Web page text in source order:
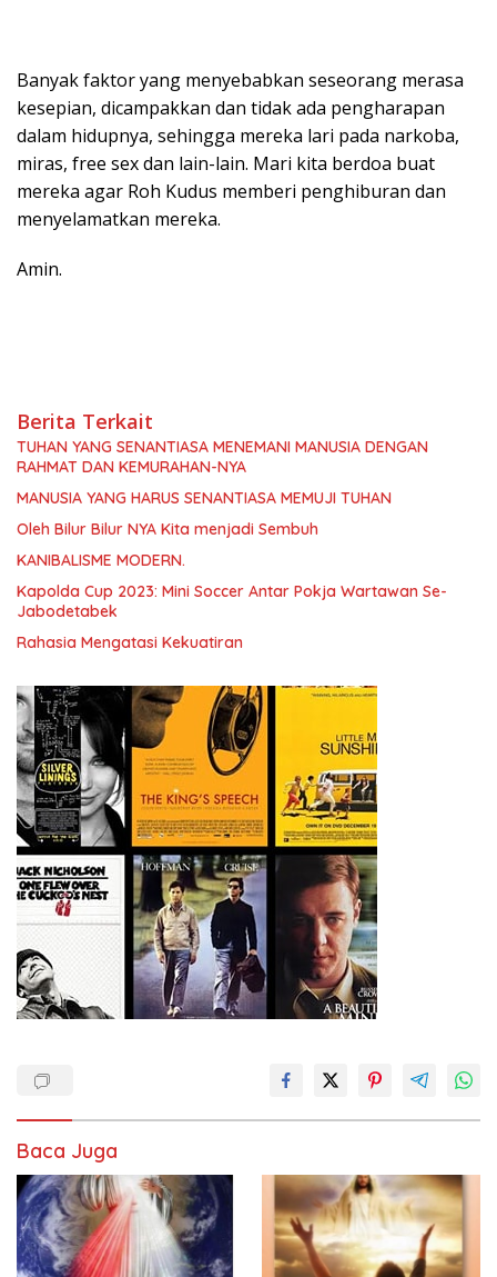
Banyak faktor yang menyebabkan seseorang merasa
kesepian, dicampakkan dan tidak ada pengharapan
dalam hidupnya, sehingga mereka lari pada narkoba,
miras, free sex dan lain-lain. Mari kita berdoa buat
mereka agar Roh Kudus memberi penghiburan dan
menyelamatkan mereka.
Amin.
Berita Terkait
TUHAN YANG SENANTIASA MENEMANI MANUSIA DENGAN
RAHMAT DAN KEMURAHAN-NYA
MANUSIA YANG HARUS SENANTIASA MEMUJI TUHAN
Oleh Bilur Bilur NYA Kita menjadi Sembuh
KANIBALISME MODERN.
Kapolda Cup 2023: Mini Soccer Antar Pokja Wartawan Se-
Jabodetabek
Rahasia Mengatasi Kekuatiran
Baca Juga